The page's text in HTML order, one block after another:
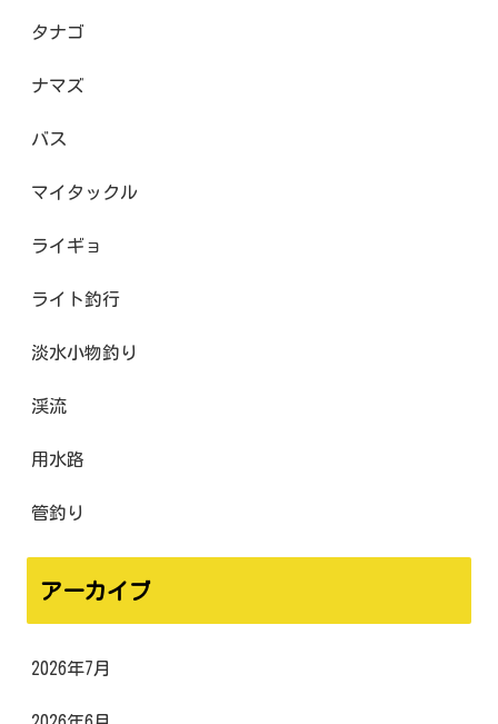
タナゴ
ナマズ
バス
マイタックル
ライギョ
ライト釣行
淡水小物釣り
渓流
用水路
管釣り
アーカイブ
2026年7月